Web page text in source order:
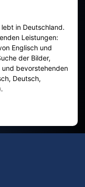
in Deutschland.
Leistungen:
Englisch und
der Bilder,
bevorstehenden
Deutsch,